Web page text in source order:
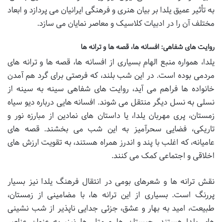
به تأثیر عمیق یلدا بر بیان هنری و فرهنگی ایرانیان می پردازد و ابعاد
مختلف آن را در ادبیات کلاسیک و معاصر نمایان می سازد.
روایت های شفاهی: افسانه ها، قصه ها و ترانه ها
یلدا، همواره منبع الهام بسیاری از افسانه ها، قصه ها و ترانه های
مردمی بوده است. در این شب بلند، که فرصتی برای گرد هم آمدن
خانواده ها فراهم می آید، روایت های شفاهی سینه به سینه از
نسلی به نسل دیگر منتقل می شوند. افسانه هایی درباره دیو سیاه
زمستان، پری مهربان یلدا، یا داستان های نمادین از مبارزه نور و
تاریکی، فضایی سحرآمیز به این شب می بخشند. قصه های
عامیانه، که اغلب با پند و اندرز همراه هستند، به تقویت ارزش های
اخلاقی و اجتماعی کمک می کنند.
نقش ترانه ها و شعرهای بومی در انتقال فرهنگ یلدا نیز بسیار
پررنگ است. بسیاری از این ترانه ها، با مضامینی از زمستان،
طبیعت، امید به بهار و عشق، جزئی جدایی ناپذیر از شب نشینی